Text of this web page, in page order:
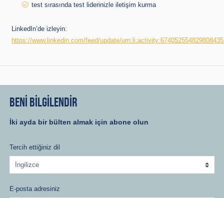
test sırasında test liderinizle iletişim kurma
LinkedIn’de izleyin:
https://www.linkedin.com/feed/update/
BENİ BİLGİLENDİR
İki ayda bir bülten almak için abone olun
Tercih ettiğiniz dil
E-posta adresiniz